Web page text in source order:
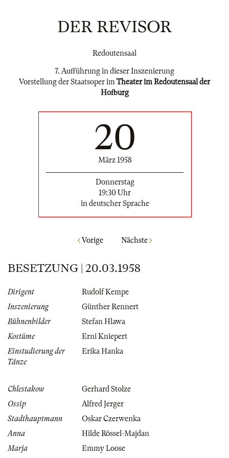
DER REVISOR
Redoutensaal
7. Aufführung in dieser Inszenierung
Vorstellung der Staatsoper imTheater im Redoutensaal der
Hofburg
20
März 1958
Donnerstag
19:30 Uhr
in deutscher Sprache
Vorige Nächste
BESETZUNG | 20.03.1958
Dirigent
Rudolf Kempe
Inszenierung
Günther Rennert
Bühnenbilder
Stefan Hlawa
Kostüme
Erni Kniepert
Einstudierung der
Tänze
Erika Hanka
Chlestakow
Gerhard Stolze
Ossip
Alfred Jerger
Stadthauptmann
Oskar Czerwenka
Anna
Hilde Rössel-Majdan
Marja
Emmy Loose